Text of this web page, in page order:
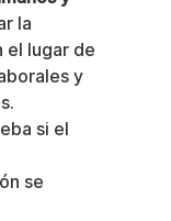
la
el lugar de
y
si el
se